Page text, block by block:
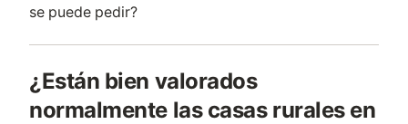
se puede pedir?
¿Están bien valorados
normalmente las casas rurales en